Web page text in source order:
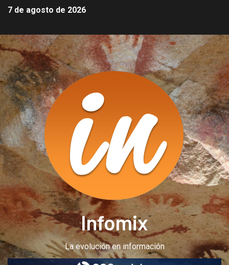
7 de agosto de 2026
Infomix
La evolución en información